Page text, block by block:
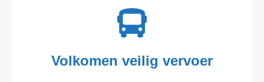
Volkomen veilig vervoer